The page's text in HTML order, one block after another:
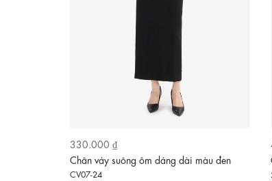
Video
330.000 ₫
Chân váy suông ôm dáng dài màu đen
CV07-24